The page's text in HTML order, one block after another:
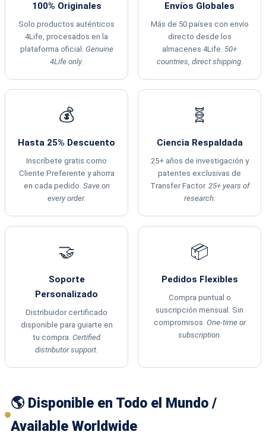
100% Originales
Solo productos auténticos
4Life, procesados en la
plataforma oficial. Genuine
4Life only.
Envíos Globales
Más de 50 países con envío
directo desde los
almacenes 4Life. 50+
countries, direct shipping.
💰
Hasta 25% Descuento
Inscríbete gratis como
Cliente Preferente y ahorra
en cada pedido. Save on
every order.
🧬
Ciencia Respaldada
25+ años de investigación y
patentes exclusivas de
Transfer Factor. 25+ years of
research.
🤝
Soporte
Personalizado
Distribuidor certificado
disponible para guiarte en
tu compra. Certified
distributor support.
📦
Pedidos Flexibles
Compra puntual o
suscripción mensual. Sin
compromisos. One-time or
subscription.
🌎 Disponible en Todo el Mundo /
Available Worldwide